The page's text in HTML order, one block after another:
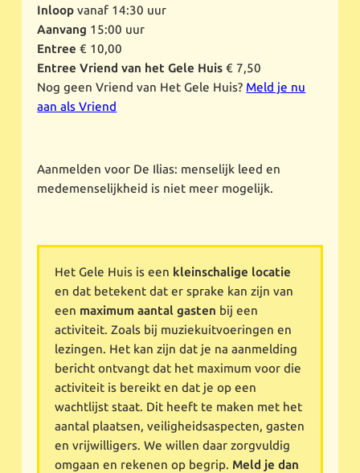
Inloop vanaf 14:30 uur
Aanvang 15:00 uur
Entree € 10,00
Entree Vriend van het Gele Huis € 7,50
Nog geen Vriend van Het Gele Huis? Meld je nu
aan als Vriend
Aanmelden voor De Ilias: menselijk leed en
medemenselijkheid is niet meer mogelijk.
Het Gele Huis is een kleinschalige locatie
en dat betekent dat er sprake kan zijn van
een maximum aantal gasten bij een
activiteit. Zoals bij muziekuitvoeringen en
lezingen. Het kan zijn dat je na aanmelding
bericht ontvangt dat het maximum voor die
activiteit is bereikt en dat je op een
wachtlijst staat. Dit heeft te maken met het
aantal plaatsen, veiligheidsaspecten, gasten
en vrijwilligers. We willen daar zorgvuldig
omgaan en rekenen op begrip. Meld je dan